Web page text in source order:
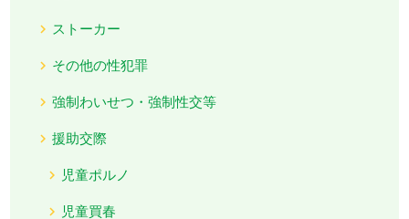
ストーカー
その他の性犯罪
強制わいせつ・強制性交等
援助交際
児童ポルノ
児童買春